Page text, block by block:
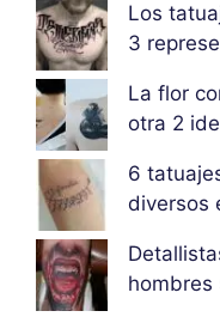
Los
3
La flor
otra 2
6
diversos
hombres